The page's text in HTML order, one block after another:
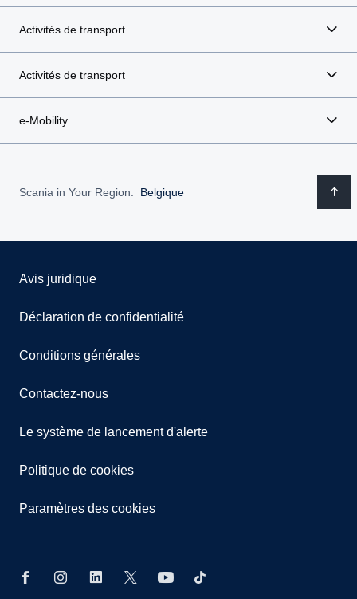
Activités de transport
Activités de transport
e-Mobility
Scania in Your Region: Belgique
Avis juridique
Déclaration de confidentialité
Conditions générales
Contactez-nous
Le système de lancement d'alerte
Politique de cookies
Paramètres des cookies